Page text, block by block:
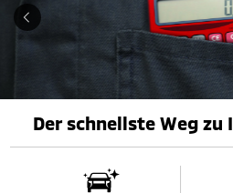
Der schnellste Weg